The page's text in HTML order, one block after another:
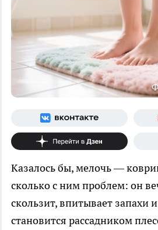
Казалось бы, мелочь —
сколько с ним проблем: он
скользит, впитывает запахи
становится рассадником